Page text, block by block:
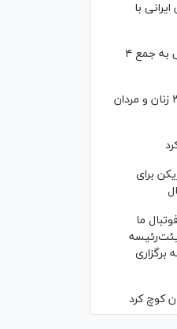
با
تور جهانی تنیس صربستان| یزدانی به جمع ۴
اعزام تیم‌های ملی بسکتبال ۳ به ۳ زنان و مردان
رسید؛ رقابت ۲۸ بازیکن برای
ما
برگزاری
کوچ کرد